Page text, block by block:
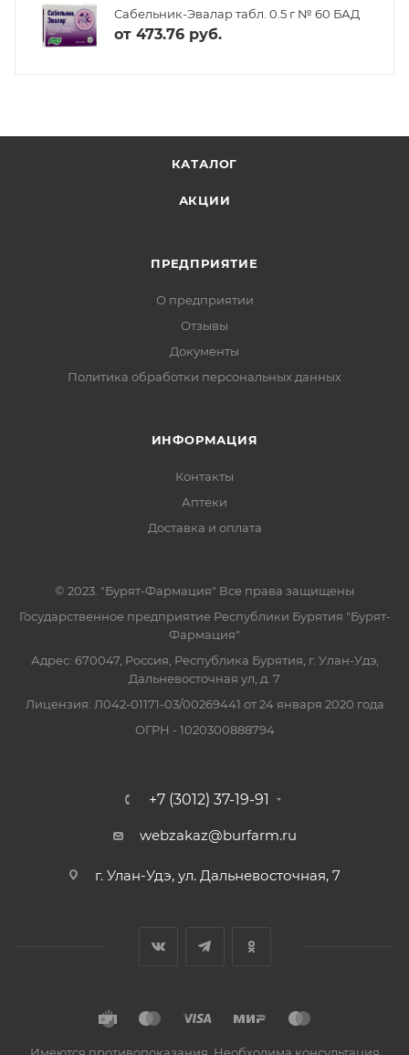
Сабельник-Эвалар табл. 0.5 г № 60 БАД
от 473.76 руб.
КАТАЛОГ
АКЦИИ
ПРЕДПРИЯТИЕ
О предприятии
Отзывы
Документы
Политика обработки персональных данных
ИНФОРМАЦИЯ
Контакты
Аптеки
Доставка и оплата
© 2023. "Бурят-Фармация" Все права защищены
Государственное предприятие Республики Бурятия "Бурят-
Фармация"
Адрес: 670047, Россия, Республика Бурятия, г. Улан-Удэ,
Дальневосточная ул, д. 7
Лицензия: Л042-01171-03/00269441 от 24 января 2020 года
ОГРН - 1020300888794
+7 (3012) 37-19-91
webzakaz@burfarm.ru
г. Улан-Удэ, ул. Дальневосточная, 7